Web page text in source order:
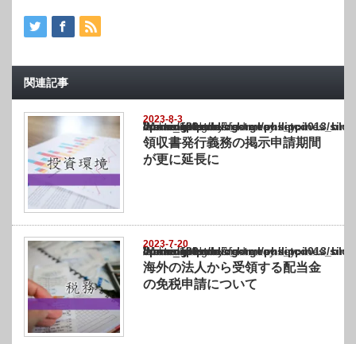
関連記事
2023-8-3
Warning
: Undefined array key "show_category" in
/home/netst/kuno-cpa.co.jp/public_html/philippines_blog/wp-content/themes/
on line183
領収書発行義務の掲示申請期間
が更に延長に
2023-7-20
Warning
: Undefined array key "show_category" in
/home/netst/kuno-cpa.co.jp/public_html/philippines_blog/wp-content/themes/
on line183
海外の法人から受領する配当金
の免税申請について